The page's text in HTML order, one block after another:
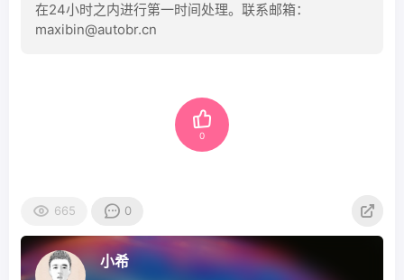
在24小时之内进行第一时间处理。联系邮箱：
maxibin@autobr.cn
0
665 0
小希